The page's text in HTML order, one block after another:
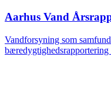
Aarhus Vand
Vandforsyning som
bæredygtighedsrapportering